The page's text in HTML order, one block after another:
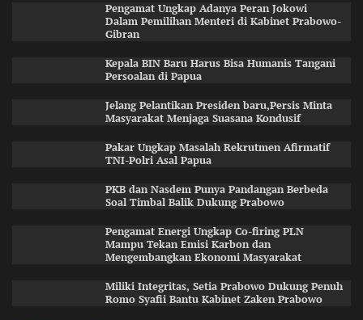
Pengamat Ungkap Adanya Peran Jokowi
Dalam Pemilihan Menteri di Kabinet Prabowo-
Gibran
Kepala BIN Baru Harus Bisa Humanis Tangani
Persoalan di Papua
Jelang Pelantikan Presiden baru,Persis Minta
Masyarakat Menjaga Suasana Kondusif
Pakar Ungkap Masalah Rekrutmen Afirmatif
TNI-Polri Asal Papua
PKB dan Nasdem Punya Pandangan Berbeda
Soal Timbal Balik Dukung Prabowo
Pengamat Energi Ungkap Co-firing PLN
Mampu Tekan Emisi Karbon dan
Mengembangkan Ekonomi Masyarakat
Miliki Integritas, Setia Prabowo Dukung Penuh
Romo Syafii Bantu Kabinet Zaken Prabowo